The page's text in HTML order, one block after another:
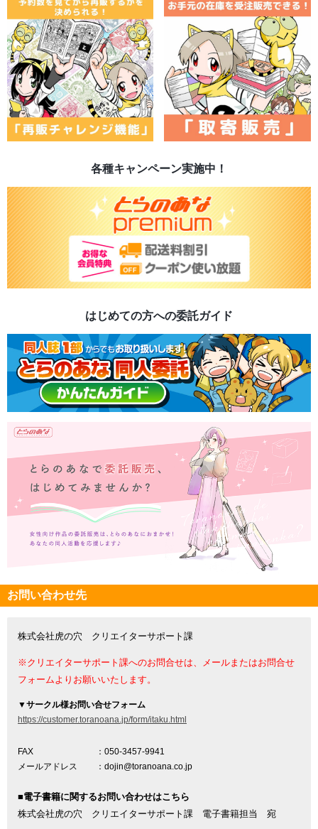
各種キャンペーン実施中！
はじめての方への委託ガイド
お問い合わせ先
株式会社虎の穴 クリエイターサポート課
※クリエイターサポート課へのお問合せは、メールまたはお問合せ
フォームよりお願いいたします。
▼サークル様お問い合せフォーム
https://customer.toranoana.jp/form/itaku.html
FAX
：050-3457-9941
メールアドレス
：dojin@toranoana.co.jp
■電子書籍に関するお問い合わせはこちら
株式会社虎の穴 クリエイターサポート課 電子書籍担当 宛